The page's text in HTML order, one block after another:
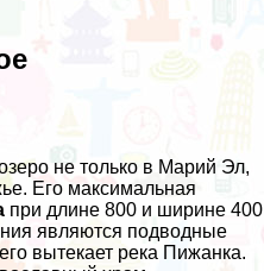
не только в Марий Эл,
Его максимальная
при длине 800 и ширине 400
являются подводные
вытекает река Пижанка.